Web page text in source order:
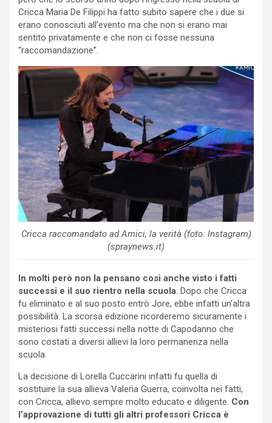
Cricca Maria De Filippi ha fatto subito sapere che i due si
erano conosciuti all’evento ma che non si erano mai
sentito privatamente e che non ci fosse nessuna
“raccomandazione”.
Cricca raccomandato ad Amici, la verità (foto: Instagram)
(spraynews.it)
In molti però non la pensano così anche visto i fatti
successi e il suo rientro nella scuola. Dopo che Cricca
fu eliminato e al suo posto entrò Jore, ebbe infatti un’altra
possibilità. La scorsa edizione ricorderemo sicuramente i
misteriosi fatti successi nella notte di Capodanno che
sono costati a diversi allievi la loro permanenza nella
scuola.
La decisione di Lorella Cuccarini infatti fu quella di
sostituire la sua allieva Valeria Guerra, coinvolta nei fatti,
con Cricca, allievo sempre molto educato e diligente. Con
l’approvazione di tutti gli altri professori Cricca è